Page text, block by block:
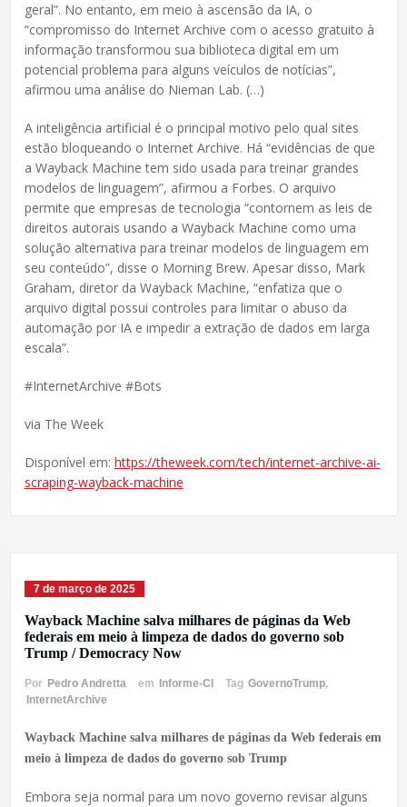
geral”. No entanto, em meio à ascensão da IA, o
“compromisso do Internet Archive com o acesso gratuito à
informação transformou sua biblioteca digital em um
potencial problema para alguns veículos de notícias”,
afirmou uma análise do Nieman Lab. (…)
A inteligência artificial é o principal motivo pelo qual sites
estão bloqueando o Internet Archive. Há “evidências de que
a Wayback Machine tem sido usada para treinar grandes
modelos de linguagem”, afirmou a Forbes. O arquivo
permite que empresas de tecnologia “contornem as leis de
direitos autorais usando a Wayback Machine como uma
solução alternativa para treinar modelos de linguagem em
seu conteúdo”, disse o Morning Brew. Apesar disso, Mark
Graham, diretor da Wayback Machine, “enfatiza que o
arquivo digital possui controles para limitar o abuso da
automação por IA e impedir a extração de dados em larga
escala”.
#InternetArchive #Bots
via The Week
Disponível em: https://theweek.com/tech/internet-archive-ai-
scraping-wayback-machine
7 de março de 2025
Wayback Machine salva milhares de páginas da Web
federais em meio à limpeza de dados do governo sob
Trump / Democracy Now
Por Pedro Andretta em Informe-CI Tag GovernoTrump,
InternetArchive
Wayback Machine salva milhares de páginas da Web federais em
meio à limpeza de dados do governo sob Trump
Embora seja normal para um novo governo revisar alguns